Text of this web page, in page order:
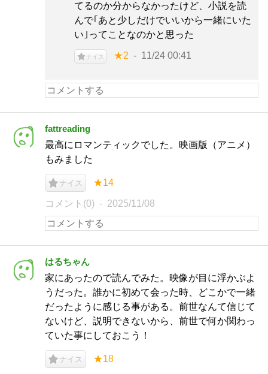
てるのか分からなかったけど、小説を読
んで｢あと少しだけでいいから一緒にいた
い｣ってことなのかと思った‬
ナイス ★2 11/24 00:41
fattreading
最高にロマンティックでした。映画版（アニメ）
もみました
ナイス ★14
コメント(0) 2025/11/08
はるちゃん
家にあったので読んでみた。映像が目に浮かぶよ
うだった。誰かに初めて会った時、どこかで一緒
だったように感じる事がある。前世なんて信じて
ないけど、説明できないから、前世で何か関わっ
ていた事にしておこう！
ナイス ★18